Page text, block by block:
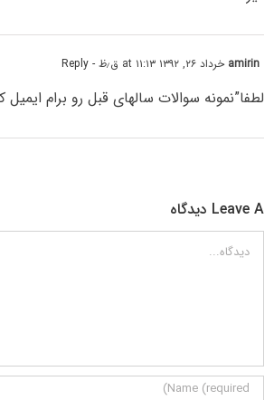
amirin خرداد ۲۶, ۱۳۹۲ at ۱۱:۱۳ ق٫ظ - Reply
لطفا”نمونه سوالات سالهای قبل رو برام ایمیل
Leave A دیدگاه
دیدگاه